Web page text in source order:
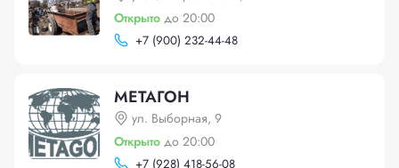
Открыто до 20:00
+7 (900) 232-44-48
МЕТАГОН
ул. Выборная, 9
Открыто до 20:00
+7 (928) 418-56-08